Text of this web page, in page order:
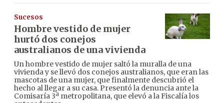
Sucesos
Hombre vestido de mujer
hurtó dos conejos
australianos de una vivienda
Un hombre vestido de mujer saltó la muralla de una
vivienda y se llevó dos conejos australianos, que eran las
mascotas de una mujer, que finalmente descubrió el
hecho al llegar a su casa. Presentó la denuncia ante la
Comisaría 3ª metropolitana, que elevó a la Fiscalía los